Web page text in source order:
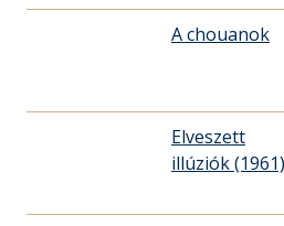
A chouanok
Elveszett
illúziók (1961)